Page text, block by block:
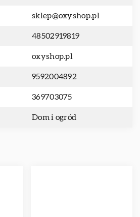
sklep@oxyshop.pl
48502919819
oxyshop.pl
9592004892
369703075
Dom i ogród